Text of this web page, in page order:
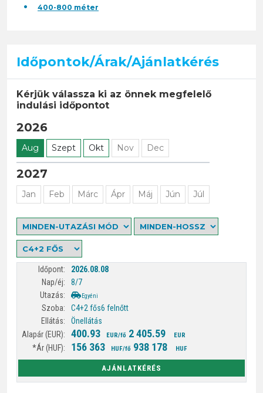
400-800 méter
Időpontok/Árak/Ajánlatkérés
Kérjük válassza ki az önnek megfelelő
indulási időpontot
2026
Aug Szept Okt Nov Dec
2027
Jan Feb Márc Ápr Máj Jún Júl
2026.08.08
8/7
Egyéni
C4+2 fős6 felnőtt
Önellátás
400.93 EUR/fő 2 405.59 EUR
156 363 HUF/fő 938 178 HUF
AJÁNLATKÉRÉS